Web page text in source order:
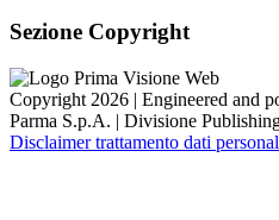
Sezione Copyright
Copyright 2026 | Engineered and
Parma S.p.A. | Divisione
Disclaimer trattamento dati